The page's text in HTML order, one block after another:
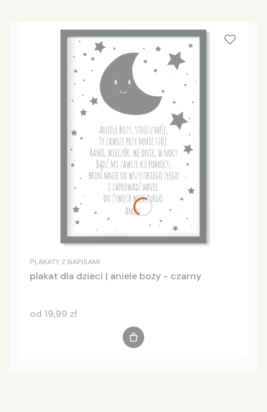
PLAKATY Z NAPISAMI
plakat dla dzieci | aniele boży - czarny
Cena
od 19,99 zł
Zobacz produkt